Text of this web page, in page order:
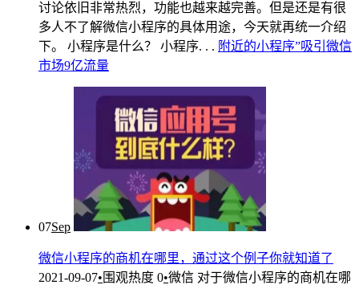
讨论依旧非常热烈，功能也越来越完善。但是还是有很
多人不了解微信小程序的具体用途，今天就再统一介绍
下。 小程序是什么？ 小程序. . . 附近的小程序”吸引 微信
市场9亿流量
07Sep
微信小程序的商机在哪里，通过这个例子你就知道了
2021-09-07• 围观热度 0•微信 对于微信小程序的商机在哪